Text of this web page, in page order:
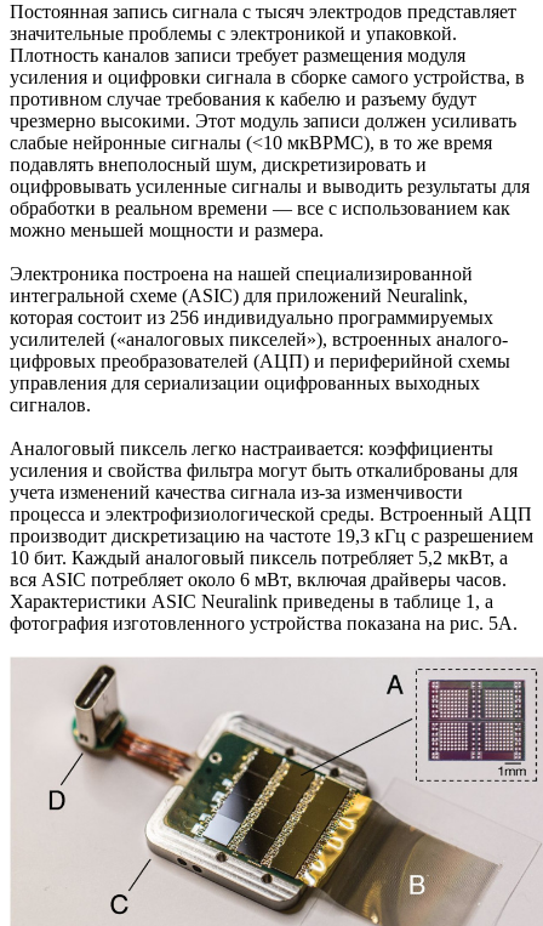
Постоянная запись сигнала с тысяч электродов представляет
значительные проблемы с электроникой и упаковкой.
Плотность каналов записи требует размещения модуля
усиления и оцифровки сигнала в сборке самого устройства, в
противном случае требования к кабелю и разъему будут
чрезмерно высокими. Этот модуль записи должен усиливать
слабые нейронные сигналы (<10 мкВРМС), в то же время
подавлять внеполосный шум, дискретизировать и
оцифровывать усиленные сигналы и выводить результаты для
обработки в реальном времени — все с использованием как
можно меньшей мощности и размера.
Электроника построена на нашей специализированной
интегральной схеме (ASIC) для приложений Neuralink,
которая состоит из 256 индивидуально программируемых
усилителей («аналоговых пикселей»), встроенных аналого-
цифровых преобразователей (АЦП) и периферийной схемы
управления для сериализации оцифрованных выходных
сигналов.
Аналоговый пиксель легко настраивается: коэффициенты
усиления и свойства фильтра могут быть откалиброваны для
учета изменений качества сигнала из-за изменчивости
процесса и электрофизиологической среды. Встроенный АЦП
производит дискретизацию на частоте 19,3 кГц с разрешением
10 бит. Каждый аналоговый пиксель потребляет 5,2 мкВт, а
вся ASIC потребляет около 6 мВт, включая драйверы часов.
Характеристики ASIC Neuralink приведены в таблице 1, а
фотография изготовленного устройства показана на рис. 5A.